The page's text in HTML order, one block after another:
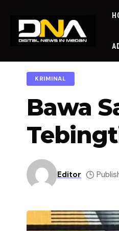
KRIMINAL
Bawa
Editor